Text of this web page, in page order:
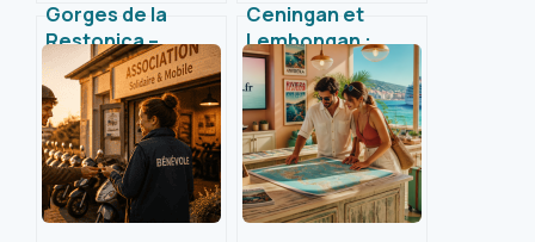
Gorges de la
Restonica –
explorez la magie
du tragone di a
Restonica
Ceningan et
Lembongan :
guide essentiel
pour explorer ces
îles uniques près
de Bali